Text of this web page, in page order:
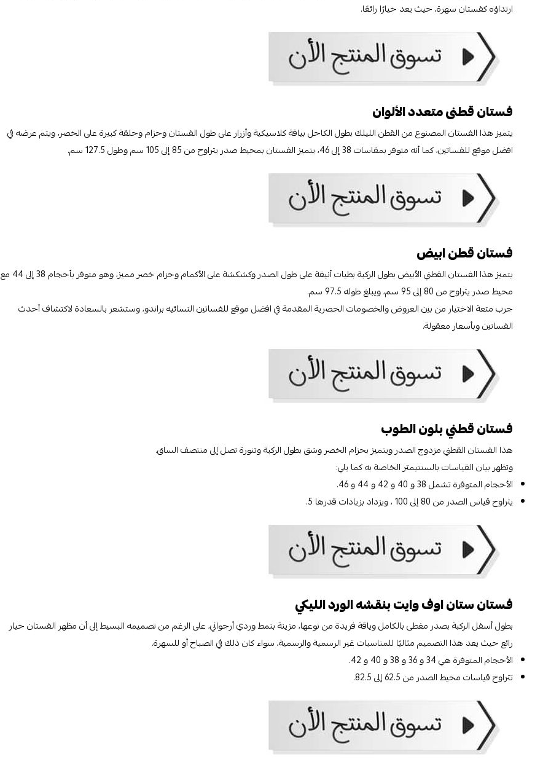
ارتداؤه كفستان سهرة، حيث يعد خيارًا رائعًا.
فستان قطنى متعدد الألوان
يتميز هذا الفستان المصنوع من القطن الليلك بطول الكاحل بياقة كلاسيكية وأزرار على طول الفستان وحزام وحلقة كبيرة على الخصر، ويتم عرضه في
افضل موقع للفساتين، كما أنه متوفر بمقاسات 38 إلى 46، يتميز الفستان بمحيط صدر يتراوح من 85 إلى 105 سم وطول 127.5 سم.
فستان قطن ابيض
يتميز هذا الفستان القطني الأبيض بطول الركبة بطيات أنيقة على طول الصدر وكشكشة على الأكمام وحزام خصر مميز، وهو متوفر بأحجام 38 إلى 44 مع
محيط صدر يتراوح من 80 إلى 95 سم، ويبلغ طوله 97.5 سم.
جرب متعة الاختيار من بين العروض والخصومات الحصرية المقدمة في افضل موقع للفساتين النسائيه براندو، وستشعر بالسعادة لاكتشاف أحدث
الفساتين وبأسعار معقولة.
فستان قطني بلون الطوب
هذا الفستان القطني مزدوج الصدر ويتميز بحزام الخصر وشق بطول الركبة وتنورة تصل إلى منتصف الساق.
وتظهر بيان القياسات بالسنتيمتر الخاصة به كما يلي:
الأحجام المتوفرة تشمل 38 و 40 و 42 و 44 و 46.
يتراوح قياس الصدر من 80 إلى 100 ، ويزداد بزيادات قدرها 5.
فستان ستان اوف وايت بنقشه الورد الليكي
بطول أسفل الركبة بصدر مغطى بالكامل وياقة فريدة من نوعها، مزينة بنمط وردي أرجواني، على الرغم من تصميمه البسيط إلى أن مظهر الفستان خيار
رائع حيث يعد هذا التصميم مثاليًا للمناسبات غير الرسمية والرسمية، سواء كان ذلك في الصباح أو للسهرة.
الأحجام المتوفرة هي 34 و 36 و 38 و 40 و 42.
تتراوح قياسات محيط الصدر من 62.5 إلى 82.5.